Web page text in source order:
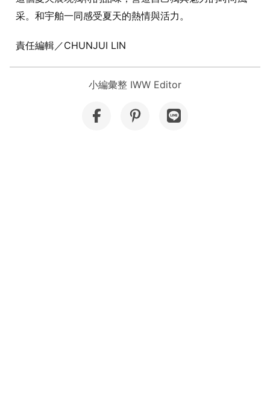
采。和宇舶一同感受夏天的熱情與活力。
責任編輯／CHUNJUI LIN
小編彙整 IWW Editor